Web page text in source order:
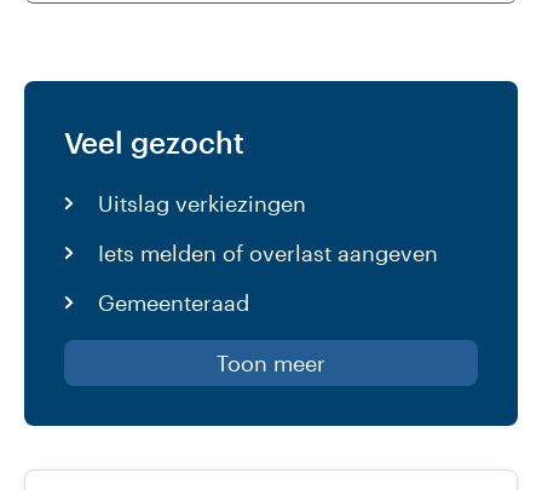
Veel gezocht
Uitslag verkiezingen
Iets melden of overlast aangeven
Gemeenteraad
Toon meer